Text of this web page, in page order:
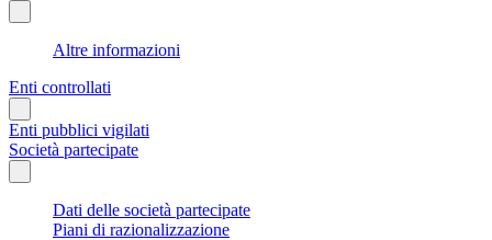
Altre informazioni
Enti controllati
Enti pubblici vigilati
Società partecipate
Dati delle società partecipate
Piani di razionalizzazione